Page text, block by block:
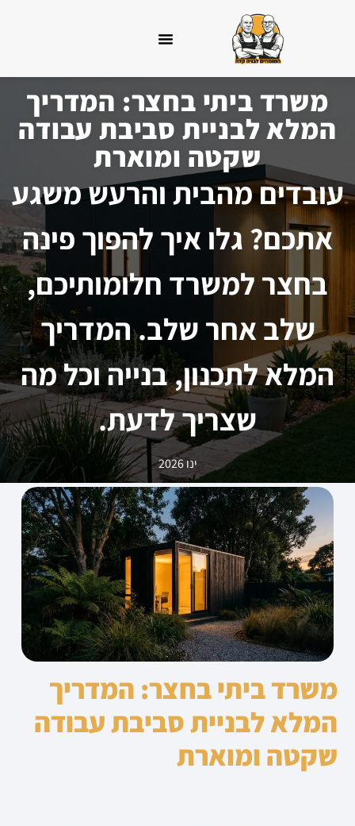
משרד ביתי בחצר: המדריך
המלא לבניית סביבת עבודה
שקטה ומוארת
עובדים מהבית והרעש משגע
אתכם? גלו איך להפוך פינה
בחצר למשרד חלומותיכם,
שלב אחר שלב. המדריך
המלא לתכנון, בנייה וכל מה
שצריך לדעת.
ינו 2026
משרד ביתי בחצר: המדריך
המלא לבניית סביבת עבודה
שקטה ומוארת